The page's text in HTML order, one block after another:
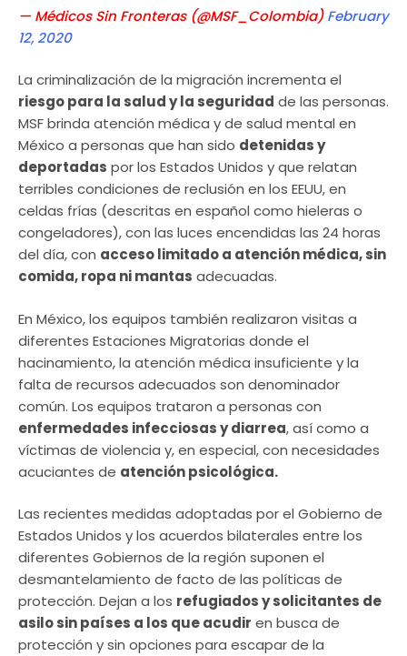
— Médicos Sin Fronteras (@MSF_Colombia)February
12, 2020
La criminalización de la migración incrementa el
riesgo para la salud y la seguridad de las personas.
MSF brinda atención médica y de salud mental en
México a personas que han sido detenidas y
deportadas por los Estados Unidos y que relatan
terribles condiciones de reclusión en los EEUU, en
celdas frías (descritas en español como hieleras o
congeladores), con las luces encendidas las 24 horas
del día, con acceso limitado a atención médica, sin
comida, ropa ni mantas adecuadas.
En México, los equipos también realizaron visitas a
diferentes Estaciones Migratorias donde el
hacinamiento, la atención médica insuficiente y la
falta de recursos adecuados son denominador
común. Los equipos trataron a personas con
enfermedades infecciosas y diarrea, así como a
víctimas de violencia y, en especial, con necesidades
acuciantes de atención psicológica.
Las recientes medidas adoptadas por el Gobierno de
Estados Unidos y los acuerdos bilaterales entre los
diferentes Gobiernos de la región suponen el
desmantelamiento de facto de las políticas de
protección. Dejan a los refugiados y solicitantes de
asilo sin países a los que acudir en busca de
protección y sin opciones para escapar de la